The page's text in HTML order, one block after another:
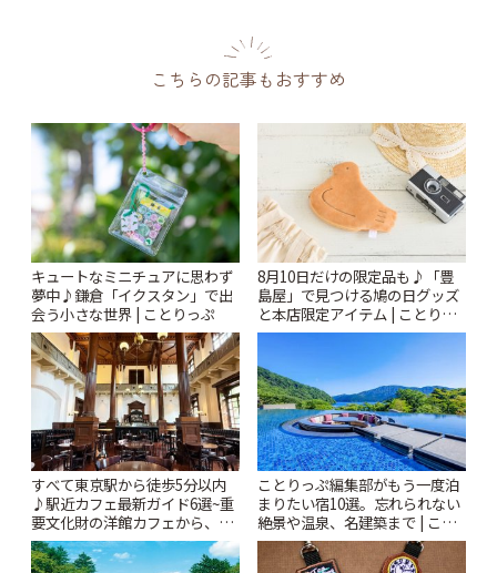
こちらの記事もおすすめ
キュートなミニチュアに思わず
夢中♪鎌倉「イクスタン」で出
会う小さな世界 | ことりっぷ
8月10日だけの限定品も♪「豊
島屋」で見つける鳩の日グッズ
と本店限定アイテム | ことりっ
ぷ
すべて東京駅から徒歩5分以内
♪駅近カフェ最新ガイド6選~重
要文化財の洋館カフェから、改
札すぐのレトロ喫茶まで~ | こと
りっぷ
ことりっぷ編集部がもう一度泊
まりたい宿10選。忘れられない
絶景や温泉、名建築まで | こと
りっぷ